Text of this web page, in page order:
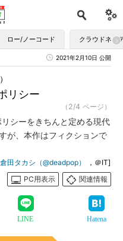
ロー/ノーコード クラウドネイ
2021年2月10日 公開
リシー
（2/4 ページ）
シーをきちんと定める現代
が、本作はフィクションで
倉田タカシ（@deadpop）
，＠IT]
PC用表示
関連情報
LINE Hatena